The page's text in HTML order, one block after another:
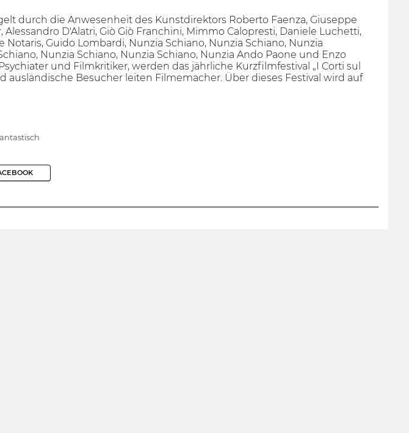
durch die Anwesenheit des Kunstdirektors Roberto Faenza, Giuseppe
Alessandro D'Alatri, Giò Giò Franchini, Mimmo Calopresti, Daniele Luchetti,
Notaris, Guido Lombardi, Nunzia Schiano, Nunzia Schiano, Nunzia
Nunzia Schiano, Nunzia Schiano, Nunzia Ando Paone und Enzo
und Filmkritiker, werden das jährliche Kurzfilmfestival „I Corti sul
ausländische Besucher leiten Filmemacher. Über dieses Festival wird auf